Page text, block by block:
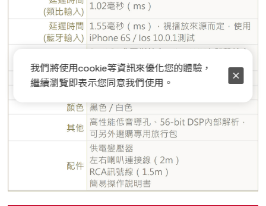
我們將使用cookie等資訊來優化您的體驗，
繼續瀏覽即表示您同意我們使用。